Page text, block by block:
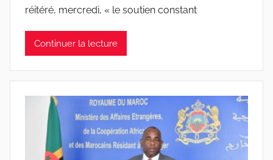
réitéré, mercredi, « le soutien constant
Continuer la lecture